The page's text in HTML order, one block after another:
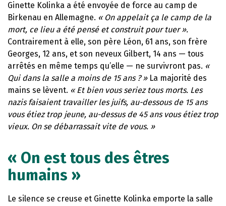
Ginette Kolinka a été envoyée de force au camp de
Birkenau en Allemagne. « On appelait ça le camp de la
mort, ce lieu a été pensé et construit pour tuer ».
Contrairement à elle, son père Léon, 61 ans, son frère
Georges, 12 ans, et son neveux Gilbert, 14 ans — tous
arrêtés en même temps qu’elle — ne survivront pas. «
Qui dans la salle a moins de 15 ans ? »La majorité des
mains se lèvent. « Et bien vous seriez tous morts. Les
nazis faisaient travailler les juifs, au-dessous de 15 ans
vous étiez trop jeune, au-dessus de 45 ans vous étiez trop
vieux. On se débarrassait vite de vous. »
« On est tous des êtres
humains »
Le silence se creuse et Ginette Kolinka emporte la salle